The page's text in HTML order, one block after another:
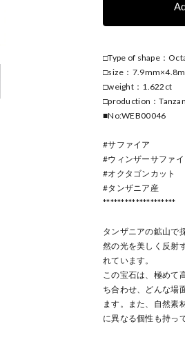
□Type of shape：
□size：
□weight：1.622ct
□production：
■No:WEB00046
#サファイア
#ウィンザーサファ
#オクタゴンカット
#タンザニア産
********************
タンザニアの鉱山で
然の光を美しく反射
れています。
この宝石は、極めて
ち合わせ、どんな場
ます。また、自然素
に異なる個性も持っ